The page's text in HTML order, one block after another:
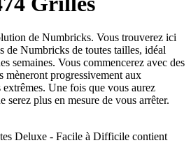
de Numbricks. Vous trouverez ici
de Numbricks de toutes tailles, idéal
semaines. Vous commencerez avec des
progressivement aux
Une fois que vous aurez
serez plus en mesure de vous arrêter.
Deluxe - Facile à Difficile contient